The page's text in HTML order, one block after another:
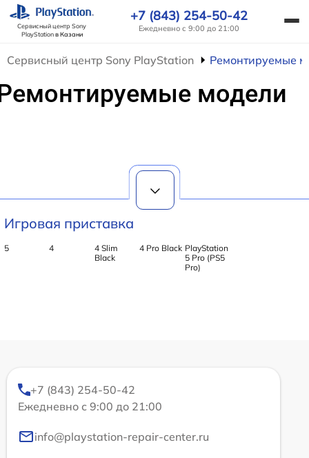
Сервисный центр Sony
PlayStationв Казани
+7 (843) 254-50-42
Ежедневно с 9:00 до 21:00
Сервисный центр Sony PlayStation Ремонтируемые
модели
Игровая приставка
5 4
4 Slim
Black
4 Pro Black PlayStation
5 Pro (PS5
Pro)
+7 (843) 254-50-42
Ежедневно с 9:00 до 21:00
info@playstation-repair-center.ru